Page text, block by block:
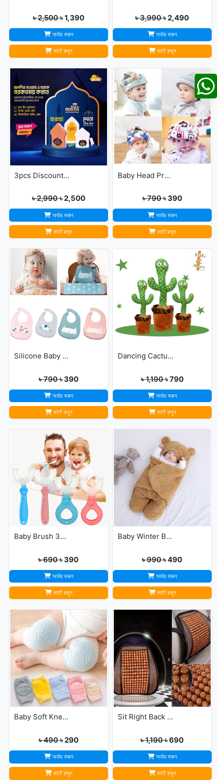
৳ 2,500৳ 1,390
অর্ডার করুন
কার্টে রাখুন
৳ 3,990৳ 2,490
অর্ডার করুন
কার্টে রাখুন
3pcs Discount Package (Dua Door Bell, Islamic Calling Bell, Plug In Quran)
৳ 2,990৳ 2,500
অর্ডার করুন
কার্টে রাখুন
Baby Head Protector Cap Child Walking Safety
৳ 790৳ 390
অর্ডার করুন
কার্টে রাখুন
Silicone Baby Bibs
৳ 790৳ 390
অর্ডার করুন
কার্টে রাখুন
Dancing Cactus For Kids
৳ 1,190৳ 790
অর্ডার করুন
কার্টে রাখুন
Baby Brush 360° Kids U-Shaped Toothbrush
৳ 690৳ 390
অর্ডার করুন
কার্টে রাখুন
Baby Winter Blanket Winter Protection Worm Baby Care Blanket For ( 0-1year Babies )
৳ 990৳ 490
অর্ডার করুন
কার্টে রাখুন
Baby Soft Knee Pads for Safety - Multicolor
৳ 490৳ 290
অর্ডার করুন
কার্টে রাখুন
Sit Right Back Support For Any Kind Of Chair High Quality
৳ 1,190৳ 690
অর্ডার করুন
কার্টে রাখুন